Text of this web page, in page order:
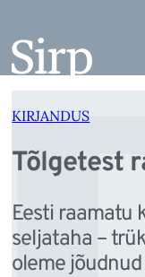
juurde
KIRJANDUS
Tõlgetest
Eesti raamatu
seljataha –
oleme